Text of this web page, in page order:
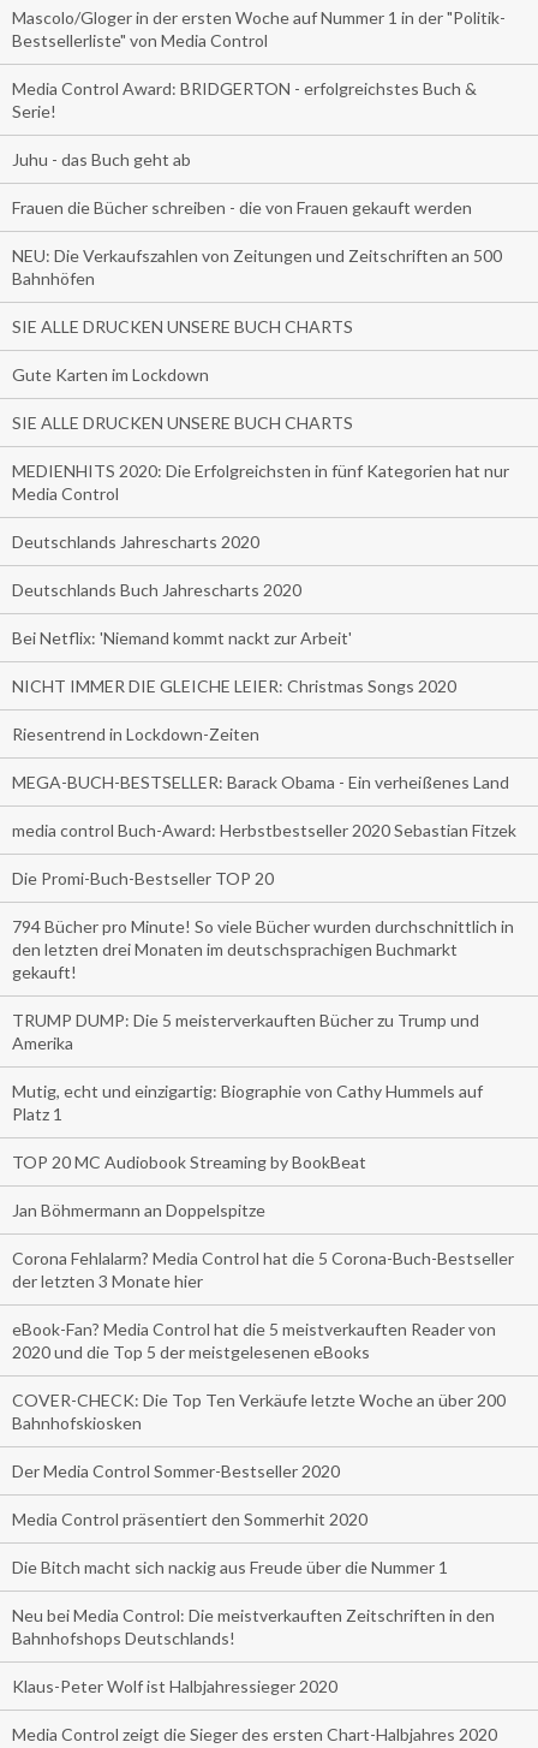
Mascolo/Gloger in der ersten Woche auf Nummer 1 in der "Politik-
Bestsellerliste" von Media Control
Media Control Award: BRIDGERTON - erfolgreichstes Buch &
Serie!
Juhu - das Buch geht ab
Frauen die Bücher schreiben - die von Frauen gekauft werden
NEU: Die Verkaufszahlen von Zeitungen und Zeitschriften an 500
Bahnhöfen
SIE ALLE DRUCKEN UNSERE BUCH CHARTS
Gute Karten im Lockdown
SIE ALLE DRUCKEN UNSERE BUCH CHARTS
MEDIENHITS 2020: Die Erfolgreichsten in fünf Kategorien hat nur
Media Control
Deutschlands Jahrescharts 2020
Deutschlands Buch Jahrescharts 2020
Bei Netflix: 'Niemand kommt nackt zur Arbeit'
NICHT IMMER DIE GLEICHE LEIER: Christmas Songs 2020
Riesentrend in Lockdown-Zeiten
MEGA-BUCH-BESTSELLER: Barack Obama - Ein verheißenes Land
media control Buch-Award: Herbstbestseller 2020 Sebastian Fitzek
Die Promi-Buch-Bestseller TOP 20
794 Bücher pro Minute! So viele Bücher wurden durchschnittlich in
den letzten drei Monaten im deutschsprachigen Buchmarkt
gekauft!
TRUMP DUMP: Die 5 meisterverkauften Bücher zu Trump und
Amerika
Mutig, echt und einzigartig: Biographie von Cathy Hummels auf
Platz 1
TOP 20 MC Audiobook Streaming by BookBeat
Jan Böhmermann an Doppelspitze
Corona Fehlalarm? Media Control hat die 5 Corona-Buch-Bestseller
der letzten 3 Monate hier
eBook-Fan? Media Control hat die 5 meistverkauften Reader von
2020 und die Top 5 der meistgelesenen eBooks
COVER-CHECK: Die Top Ten Verkäufe letzte Woche an über 200
Bahnhofskiosken
Der Media Control Sommer-Bestseller 2020
Media Control präsentiert den Sommerhit 2020
Die Bitch macht sich nackig aus Freude über die Nummer 1
Neu bei Media Control: Die meistverkauften Zeitschriften in den
Bahnhofshops Deutschlands!
Klaus-Peter Wolf ist Halbjahressieger 2020
Media Control zeigt die Sieger des ersten Chart-Halbjahres 2020